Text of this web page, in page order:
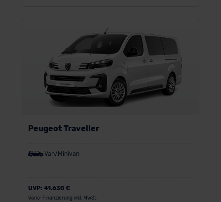
Peugeot Traveller
Van/Minivan
UVP: 41.630 €
Vario-Finanzierung inkl. MwSt.